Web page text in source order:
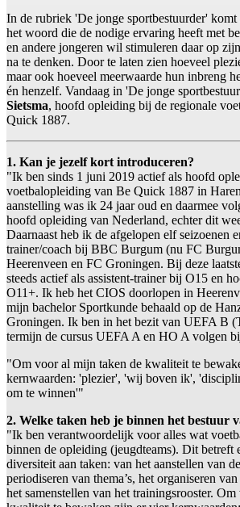
In de rubriek 'De jonge sportbestuurder' komt
het woord die de nodige ervaring heeft met
en andere jongeren wil stimuleren daar op
na te denken. Door te laten zien hoeveel
maar ook hoeveel meerwaarde hun inbreng
én henzelf. Vandaag in 'De jonge
Sietsma, hoofd opleiding bij de regionale
Quick 1887.
1. Kan je jezelf kort introduceren?
"Ik ben sinds 1 juni 2019 actief als hoofd
voetbalopleiding van Be Quick 1887 in
aanstelling was ik 24 jaar oud en daarmee
hoofd opleiding van Nederland, echter dit
Daarnaast heb ik de afgelopen elf seizoenen
trainer/coach bij BBC Burgum (nu FC
Heerenveen en FC Groningen. Bij deze
steeds actief als assistent-trainer bij O15 en
O11+. Ik heb het CIOS doorlopen in
mijn bachelor Sportkunde behaald op de
Groningen. Ik ben in het bezit van UEFA B
termijn de cursus UEFA A en HO A volgen
"Om voor al mijn taken de kwaliteit te
kernwaarden: 'plezier', 'wij boven ik',
om te winnen'"
2. Welke taken heb je binnen het bestuur
"Ik ben verantwoordelijk voor alles wat
binnen de opleiding (jeugdteams). Dit betreft
diversiteit aan taken: van het aanstellen van
periodiseren van thema’s, het organiseren
het samenstellen van het trainingsrooster.